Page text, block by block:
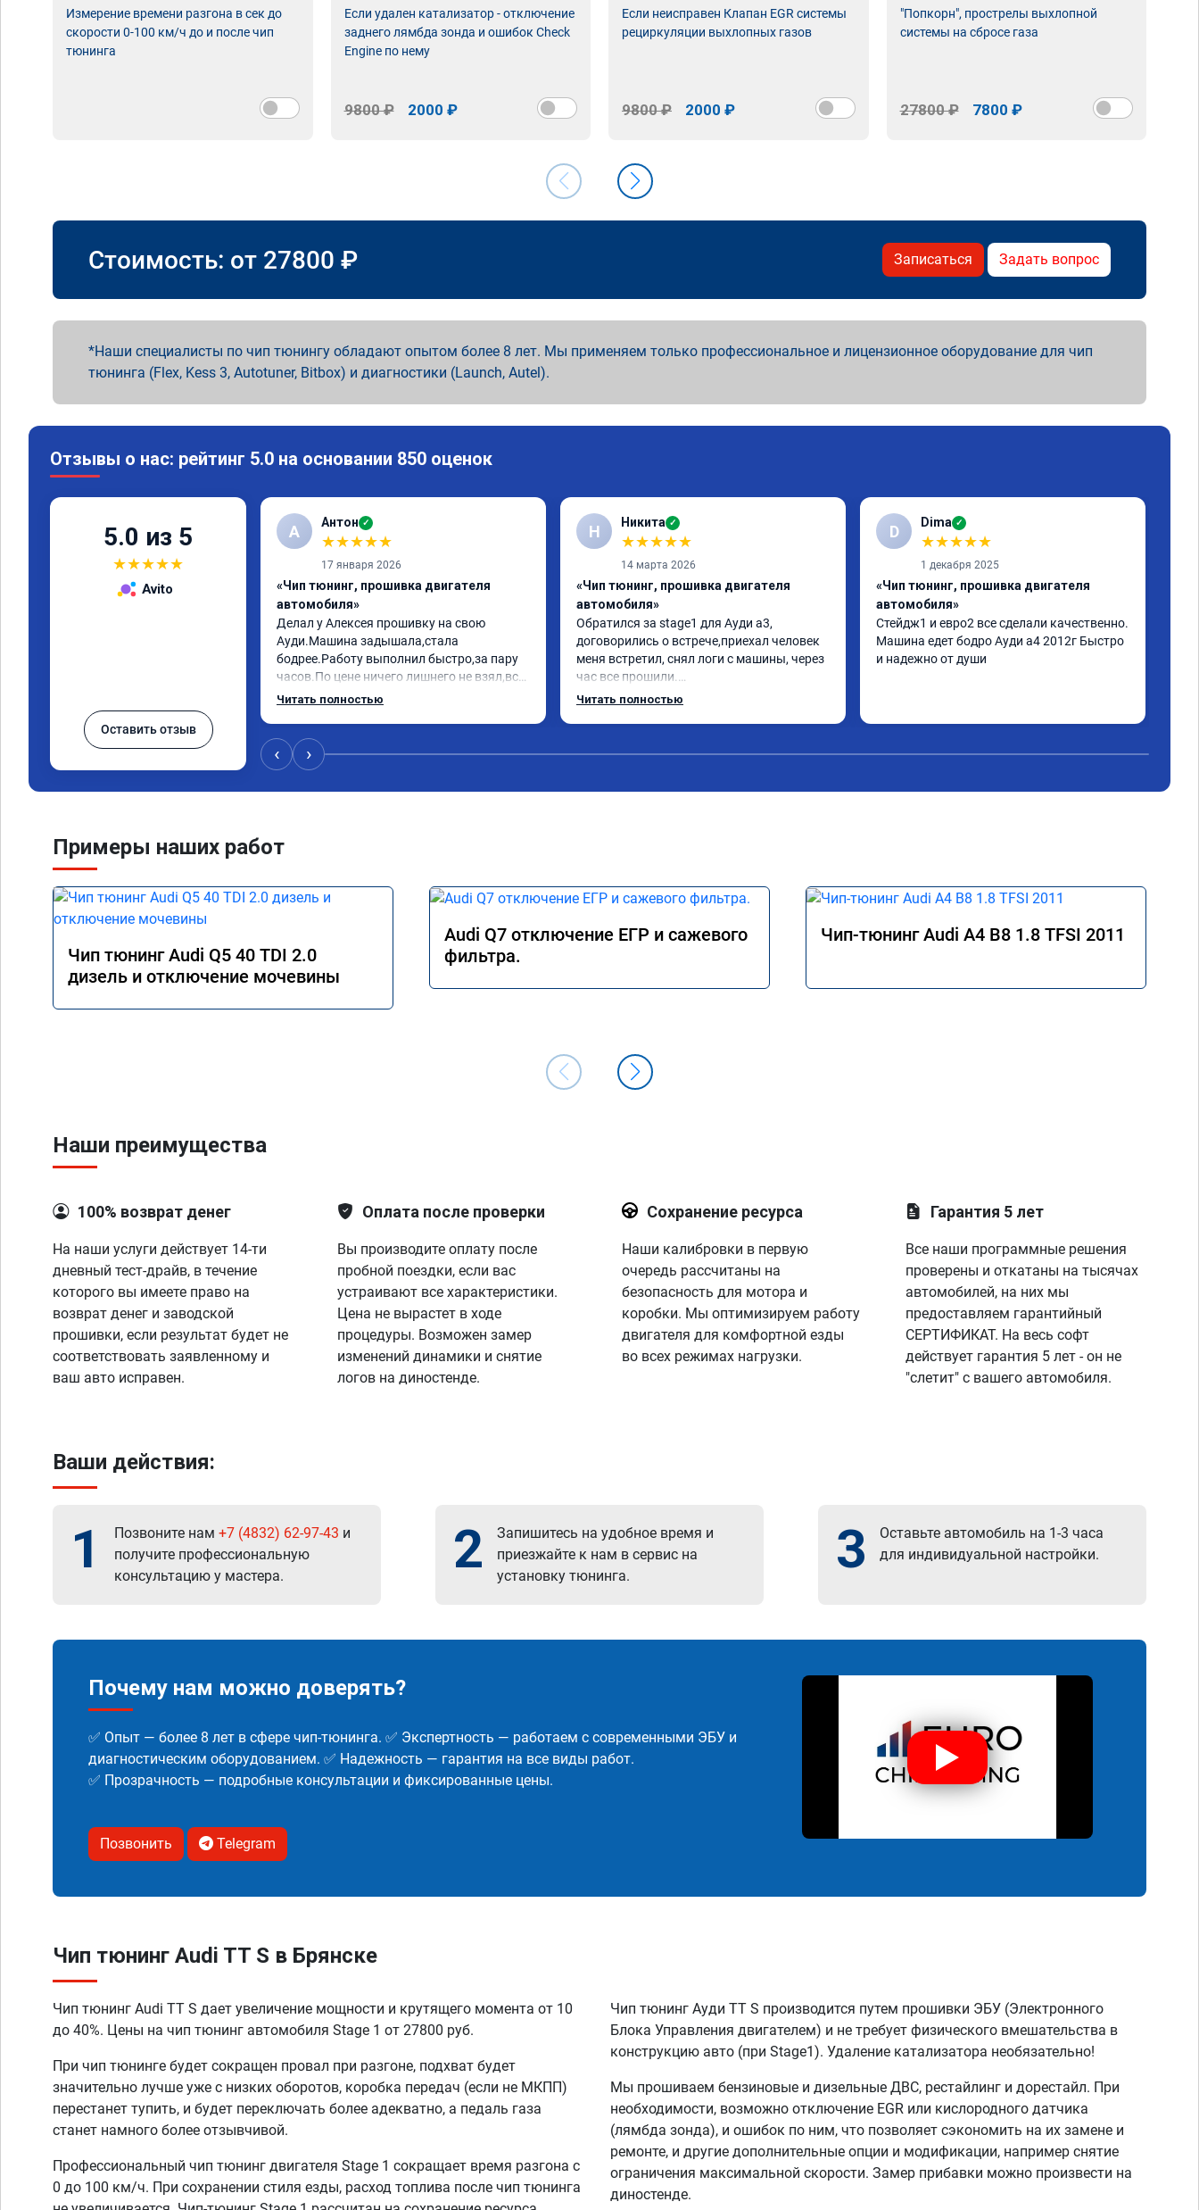
Измерение времени разгона в сек до
скорости 0-100 км/ч до и после чип
тюнинга
Если удален катализатор - отключение
заднего лямбда зонда и ошибок Check
Engine по нему
9800 ₽ 2000 ₽
Если неисправен Клапан EGR системы
рециркуляции выхлопных газов
9800 ₽ 2000 ₽
"Попкорн", прострелы выхлопной
системы на сбросе газа
27800 ₽ 7800 ₽
Стоимость: от 27800 ₽ Записаться Задать вопрос
Наши специалисты по чип тюнингу обладают опытом более 8 лет. Мы применяем только профессиональное и лицензионное оборудование для чип
тюнинга (Flex, Kess 3, Autotuner, Bitbox) и диагностики (Launch, Autel).
Отзывы о нас: рейтинг 5.0 на основании 850 оценок
5.0 из 5
★★★★★
Avito
Оставить отзыв
А Антон ✓
★★★★★
17 января 2026
«Чип тюнинг, прошивка двигателя
автомобиля»
Делал у Алексея прошивку на свою
Ауди.Машина задышала,стала
бодрее.Работу выполнил быстро,за пару
часов.По цене ничего лишнего не взял,всё
как договаривались заранее.После
знаю,куда ехать в случае поломки
авто.Однозначно рекомендую Алексея
Читать полностью
Н Никита ✓
★★★★★
14 марта 2026
«Чип тюнинг, прошивка двигателя
автомобиля»
Обратился за stage1 для Ауди а3,
договорились о встрече,приехал человек
меня встретил, снял логи с машины, через
час все прошили.
Арман спасибо тебе огромное, машинка по
Читать полностью
D Dima ✓
★★★★★
1 декабря 2025
«Чип тюнинг, прошивка двигателя
автомобиля»
Стейдж1 и евро2 все сделали качественно.
Машина едет бодро Ауди а4 2012г Быстро
и надежно от души
‹ ›
Примеры наших работ
Чип тюнинг Audi Q5 40 TDI 2.0
дизель и отключение мочевины
Audi Q7 отключение ЕГР и сажевого
фильтра.
Чип-тюнинг Audi A4 B8 1.8 TFSI 2011
Наши преимущества
100% возврат денег
На наши услуги действует 14-ти
дневный тест-драйв, в течение
которого вы имеете право на
возврат денег и заводской
прошивки, если результат будет не
соответствовать заявленному и
ваш авто исправен.
Оплата после проверки
Вы производите оплату после
пробной поездки, если вас
устраивают все характеристики.
Цена не вырастет в ходе
процедуры. Возможен замер
изменений динамики и снятие
логов на диностенде.
Сохранение ресурса
Наши калибровки в первую
очередь рассчитаны на
безопасность для мотора и
коробки. Мы оптимизируем работу
двигателя для комфортной езды
во всех режимах нагрузки.
Гарантия 5 лет
Все наши программные решения
проверены и откатаны на тысячах
автомобилей, на них мы
предоставляем гарантийный
СЕРТИФИКАТ. На весь софт
действует гарантия 5 лет - он не
"слетит" с вашего автомобиля.
Ваши действия:
1 Позвоните нам +7 (4832) 62-97-43 и
получите профессиональную
консультацию у мастера.
2
Запишитесь на удобное время и
приезжайте к нам в сервис на
установку тюнинга.
3
Оставьте автомобиль на 1-3 часа
для индивидуальной настройки.
Почему нам можно доверять?
✅ Опыт — более 8 лет в сфере чип-тюнинга. ✅ Экспертность — работаем с современными ЭБУ и
диагностическим оборудованием. ✅ Надежность — гарантия на все виды работ.
✅ Прозрачность — подробные консультации и фиксированные цены.
Позвонить Telegram
Чип тюнинг Audi TT S в Брянске
Чип тюнинг Audi TT S дает увеличение мощности и крутящего момента от 10
до 40%. Цены на чип тюнинг автомобиля Stage 1 от 27800 руб.
При чип тюнинге будет сокращен провал при разгоне, подхват будет
значительно лучше уже с низких оборотов, коробка передач (если не МКПП)
перестанет тупить, и будет переключать более адекватно, а педаль газа
станет намного более отзывчивой.
Профессиональный чип тюнинг двигателя Stage 1 сокращает время разгона с
0 до 100 км/ч. При сохранении стиля езды, расход топлива после чип тюнинга
Чип тюнинг Ауди TT S производится путем прошивки ЭБУ (Электронного
Блока Управления двигателем) и не требует физического вмешательства в
конструкцию авто (при Stage1). Удаление катализатора необязательно!
Мы прошиваем бензиновые и дизельные ДВС, рестайлинг и дорестайл. При
необходимости, возможно отключение EGR или кислородного датчика
(лямбда зонда), и ошибок по ним, что позволяет сэкономить на их замене и
ремонте, и другие дополнительные опции и модификации, например снятие
ограничения максимальной скорости. Замер прибавки можно произвести на
диностенде.